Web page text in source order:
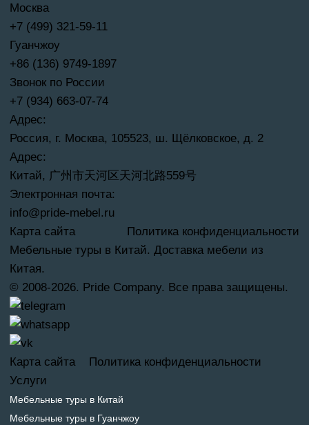
Москва
+7 (499) 321-59-11
Гуанчжоу
+86 (136) 9749-1897
Звонок по России
+7 (934) 663-07-74
Адрес:
Россия, г. Москва, 105523, ш. Щёлковское, д. 2
Адрес:
Китай, 广州市天河区天河北路559号
Электронная почта:
info@pride-mebel.ru
Карта сайта
Политика конфиденциальности
Мебельные туры в Китай. Доставка мебели из
Китая.
© 2008-2026. Pride Company. Все права защищены.
Карта сайта
Политика конфиденциальности
Услуги
Мебельные туры в Китай
Мебельные туры в Гуанчжоу